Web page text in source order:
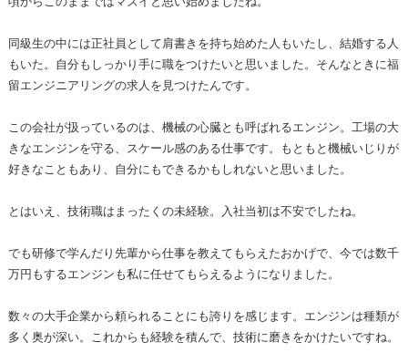
同級生の中には正社員として肩書きを持ち始めた人もいたし、結婚する人
もいた。自分もしっかり手に職をつけたいと思いました。そんなときに福
留エンジニアリングの求人を見つけたんです。
この会社が扱っているのは、機械の心臓とも呼ばれるエンジン。工場の大
きなエンジンを守る、スケール感のある仕事です。もともと機械いじりが
好きなこともあり、自分にもできるかもしれないと思いました。
とはいえ、技術職はまったくの未経験。入社当初は不安でしたね。
でも研修で学んだり先輩から仕事を教えてもらえたおかげで、今では数千
万円もするエンジンも私に任せてもらえるようになりました。
数々の大手企業から頼られることにも誇りを感じます。エンジンは種類が
多く奥が深い。これからも経験を積んで、技術に磨きをかけたいですね。